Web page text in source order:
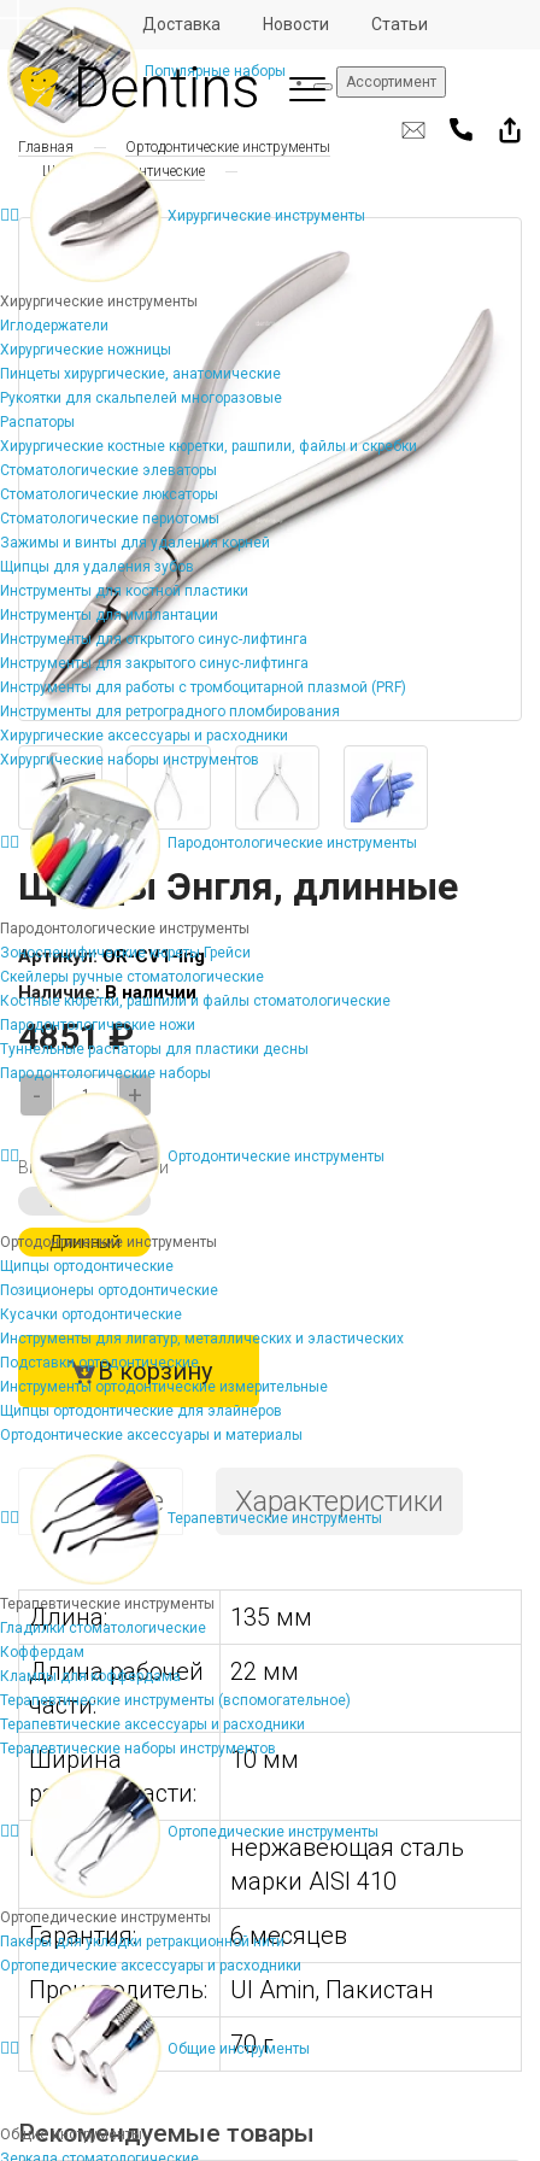
Отзывы Доставка Новости Статьи
Ассортимент
Популярные наборы
Хирургические инструменты
Хирургические инструменты
Иглодержатели
Хирургические ножницы
Пинцеты хирургические, анатомические
Рукоятки для скальпелей многоразовые
Распаторы
Хирургические костные кюретки, рашпили, файлы и скребки
Стоматологические элеваторы
Стоматологические люксаторы
Стоматологические периотомы
Зажимы и винты для удаления корней
Щипцы для удаления зубов
Инструменты для костной пластики
Инструменты для имплантации
Инструменты для открытого синус-лифтинга
Инструменты для закрытого синус-лифтинга
Инструменты для работы с тромбоцитарной плазмой (PRF)
Инструменты для ретроградного пломбирования
Хирургические аксессуары и расходники
Хирургические наборы инструментов
Пародонтологические инструменты
Пародонтологические инструменты
Зоноспецифические кюреты Грейси
Скейлеры ручные стоматологические
Костные кюретки, рашпили и файлы стоматологические
Пародонтологические ножи
Туннельные распаторы для пластики десны
Пародонтологические наборы
Ортодонтические инструменты
Ортодонтические инструменты
Щипцы ортодонтические
Позиционеры ортодонтические
Кусачки ортодонтические
Инструменты для лигатур, металлических и эластических
Подставки ортодонтические
Инструменты ортодонтические измерительные
Щипцы ортодонтические для элайнеров
Ортодонтические аксессуары и материалы
Терапевтические инструменты
Терапевтические инструменты
Гладилки стоматологические
Коффердам
Клампы для коффердама
Терапевтические инструменты (вспомогательное)
Терапевтические аксессуары и расходники
Терапевтические наборы инструментов
Ортопедические инструменты
Ортопедические инструменты
Пакеры для укладки ретракционной нити
Ортопедические аксессуары и расходники
Общие инструменты
Общие инструменты
Главная
Ортодонтические инструменты
Щипцы ортодонтические
Щипцы Энгля, длинные
Артикул:OR-CV1-lng
Наличие:В наличии
4851 ₽
- +
Вид рабочей части
Короткий
Длинный
В корзину
Описание Характеристики
Длина:
135 мм
Длина рабочей
части:
22 мм
Ширина
рабочей части:
10 мм
Материал:
нержавеющая сталь
марки AISI 410
Гарантия:
6 месяцев
Производитель:
Ul Amin, Пакистан
Вес:
70 г
Рекомендуемые товары